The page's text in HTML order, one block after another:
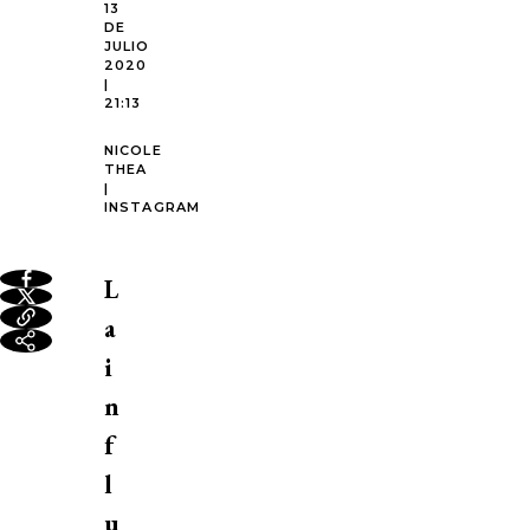
13
DE
JULIO
2020
|
21:13
NICOLE
THEA
|
INSTAGRAM
L
a
i
n
f
l